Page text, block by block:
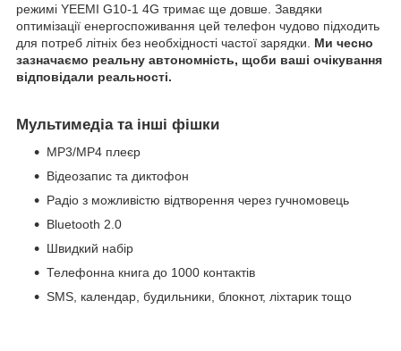
режимі YEEMI G10-1 4G тримає ще довше. Завдяки
оптимізації енергоспоживання цей телефон чудово підходить
для потреб літніх без необхідності частої зарядки. Ми чесно
зазначаємо реальну автономність, щоби ваші очікування
відповідали реальності.
Мультимедіа та інші фішки
MP3/MP4 плеєр
Відеозапис та диктофон
Радіо з можливістю відтворення через гучномовець
Bluetooth 2.0
Швидкий набір
Телефонна книга до 1000 контактів
SMS, календар, будильники, блокнот, ліхтарик тощо